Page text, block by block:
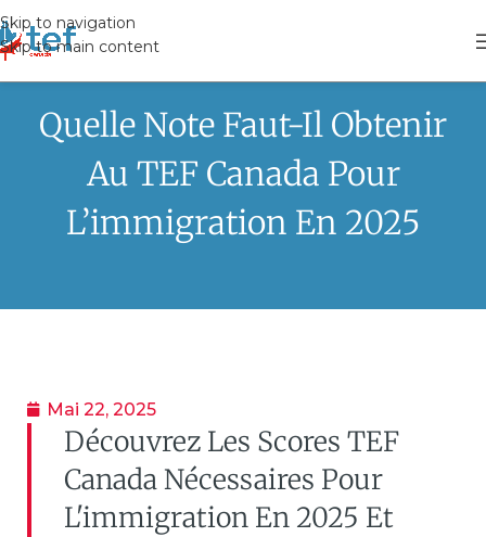
Skip to navigation
Skip to main content
Quelle Note Faut-Il Obtenir
Au TEF Canada Pour
L’immigration En 2025
Mai 22, 2025
Découvrez Les Scores TEF
Canada Nécessaires Pour
L'immigration En 2025 Et